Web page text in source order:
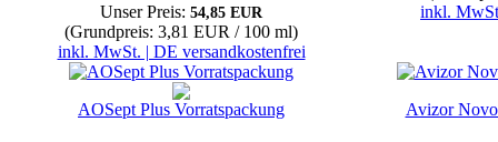
Unser Preis: 54,85 EUR
(Grundpreis: 3,81 EUR / 100 ml)
inkl. MwSt. | DE versandkostenfrei
inkl.
AOSept Plus Vorratspackung Avizor